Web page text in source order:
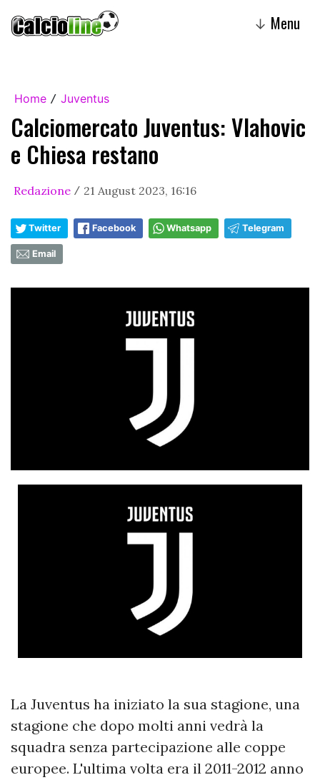
↓ Menu
Home / Juventus
Calciomercato Juventus: Vlahovic
e Chiesa restano
Redazione / 21 August 2023, 16:16
Twitter Facebook Whatsapp Telegram
Email
La Juventus ha iniziato la sua stagione, una
stagione che dopo molti anni vedrà la
squadra senza partecipazione alle coppe
europee. L'ultima volta era il 2011-2012 anno